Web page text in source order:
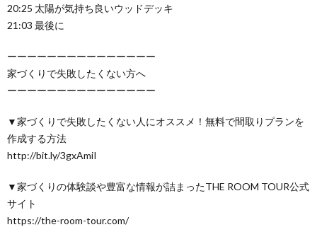
20:25 太陽が気持ち良いウッドデッキ
21:03 最後に
ーーーーーーーーーーーーーーー
家づくりで失敗したくない方へ
ーーーーーーーーーーーーーーー
▼家づくりで失敗したくない人にオススメ！無料で間取りプランを
作成する方法
http://bit.ly/3gxAmiI
▼家づくりの体験談や豊富な情報が詰まったTHE ROOM TOUR公式
サイト
https://the-room-tour.com/